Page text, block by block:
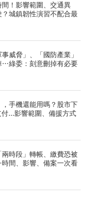
！影響範圍、交通異
城鎮韌性演習不配合最
威脅」、「國防產業」
…綠委：刻意刪掉有必要
手機還能用嗎？股市下
...影響範圍、備援方式
時段」轉帳、繳費恐被
間、影響、備案一次看